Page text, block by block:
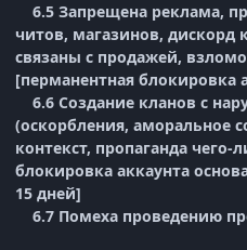
6.5 Запрещена реклама,
читов, магазинов, дискорд
связаны с продажей,
[перманентная блокировка
6.6 Создание кланов с
(оскорбления, аморальное
контекст, пропаганда
блокировка аккаунта
15 дней]
6.7 Помеха проведению